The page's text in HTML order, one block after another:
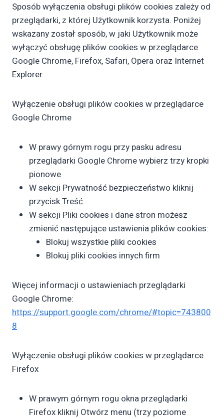
Sposób wyłączenia obsługi plików cookies zależy od
przeglądarki, z której Użytkownik korzysta. Poniżej
wskazany został sposób, w jaki Użytkownik może
wyłączyć obsługę plików cookies w przeglądarce
Google Chrome, Firefox, Safari, Opera oraz Internet
Explorer.
Wyłączenie obsługi plików cookies w przeglądarce
Google Chrome
W prawy górnym rogu przy pasku adresu
przeglądarki Google Chrome wybierz trzy kropki
pionowe
W sekcji Prywatność bezpieczeństwo kliknij
przycisk Treść.
W sekcji Pliki cookies i dane stron możesz
zmienić następujące ustawienia plików cookies:
Blokuj wszystkie pliki cookies
Blokuj pliki cookies innych firm
Więcej informacji o ustawieniach przeglądarki
Google Chrome:
https://support.google.com/chrome/#topic=743800
8
Wyłączenie obsługi plików cookies w przeglądarce
Firefox
W prawym górnym rogu okna przeglądarki
Firefox kliknij Otwórz menu (trzy poziome